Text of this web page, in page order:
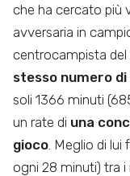
che ha cercato più
avversaria in
centrocampista
stesso numero
soli 1366 minuti
un rate di una
gioco . Meglio di
ogni 28 minuti) tra